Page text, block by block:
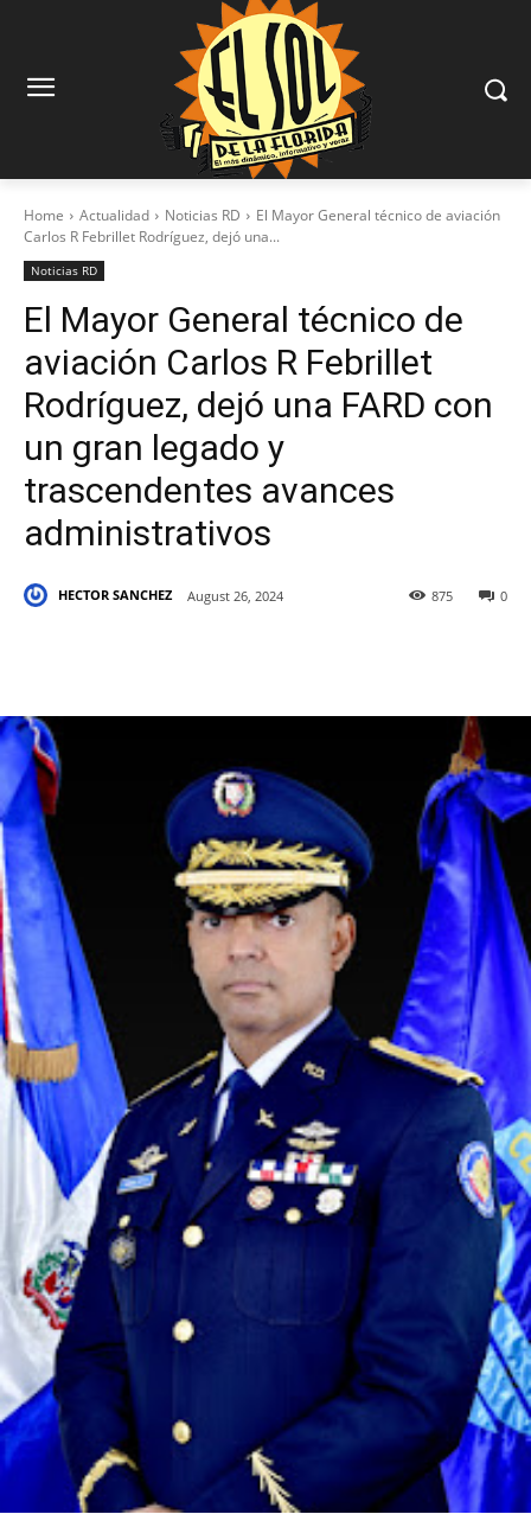
Home Actualidad Noticias RD
El Mayor General técnico de aviación
Carlos R Febrillet Rodríguez, dejó una...
Noticias RD
El Mayor General técnico de
aviación Carlos R Febrillet
Rodríguez, dejó una FARD con
un gran legado y
trascendentes avances
administrativos
HECTOR SANCHEZ August 26, 2024 0
875